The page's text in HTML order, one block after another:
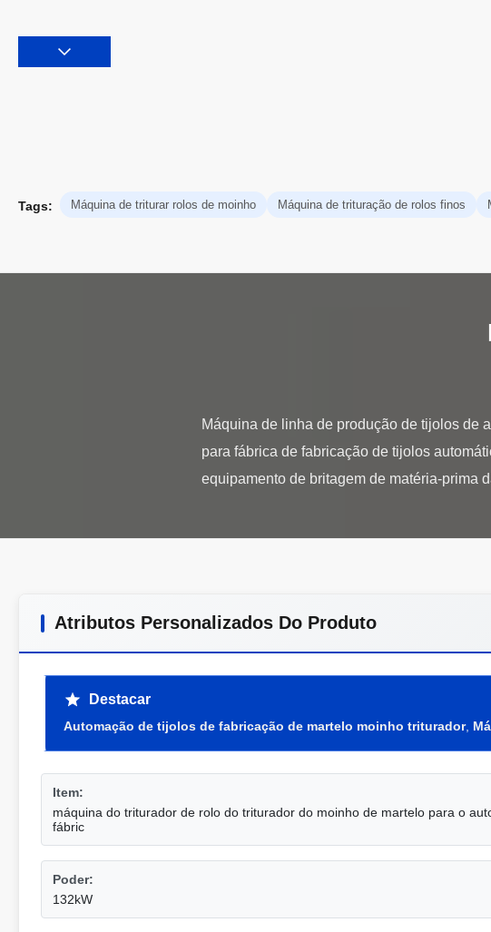
Tags: Máquina de triturar rolos de moinho Máquina de trituração de rolos finos
Máquina de linha de produção de tijolos de
para fábrica de fabricação de tijolos
Atributos Personalizados Do Produto
Destacar
Automação de tijolos de fabricação de martelo moinho triturador,
Item:
máquina do triturador de rolo do triturador do moinho de martelo para o
fábric
Poder:
132kW